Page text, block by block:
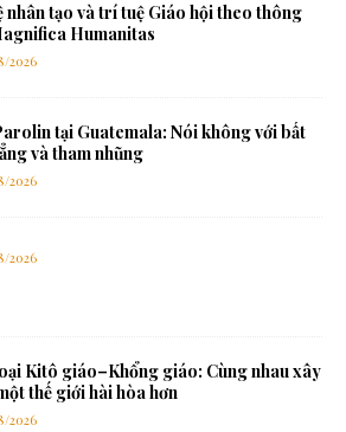
nhân tạo và trí tuệ Giáo hội theo thông
Humanitas
2026
tại Guatemala: Nói không với bất
và tham nhũng
2026
2026
Kitô giáo–Khổng giáo: Cùng nhau xây
thế giới hài hòa hơn
2026